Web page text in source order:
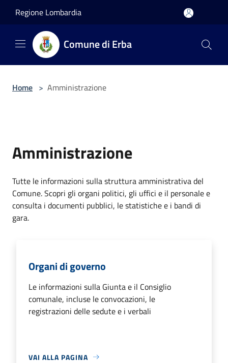
Regione Lombardia
Comune di Erba
Home > Amministrazione
Amministrazione
Tutte le informazioni sulla struttura amministrativa del
Comune. Scopri gli organi politici, gli uffici e il personale e
consulta i documenti pubblici, le statistiche e i bandi di
gara.
Organi di governo
Le informazioni sulla Giunta e il Consiglio
comunale, incluse le convocazioni, le
registrazioni delle sedute e i verbali
VAI ALLA PAGINA